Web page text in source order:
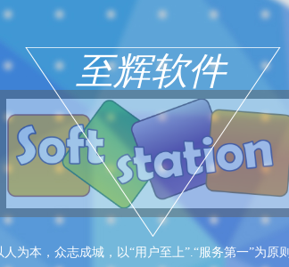
至辉软件
人为本，众志成城，以“用户至上”.“服务第一”为原则